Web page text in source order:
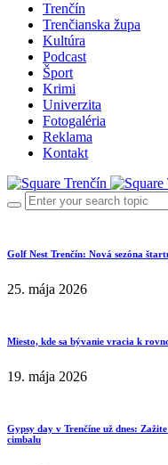
Trenčín
Trenčianska župa
Kultúra
Podcast
Šport
Krimi
Univerzita
Fotogaléria
Reklama
Kontakt
Golf Nest Trenčín: Nová sezóna
25. mája 2026
Miesto, kde sa bývanie vracia k
19. mája 2026
Gypsy day v Trenčíne už dnes:
cimbalu